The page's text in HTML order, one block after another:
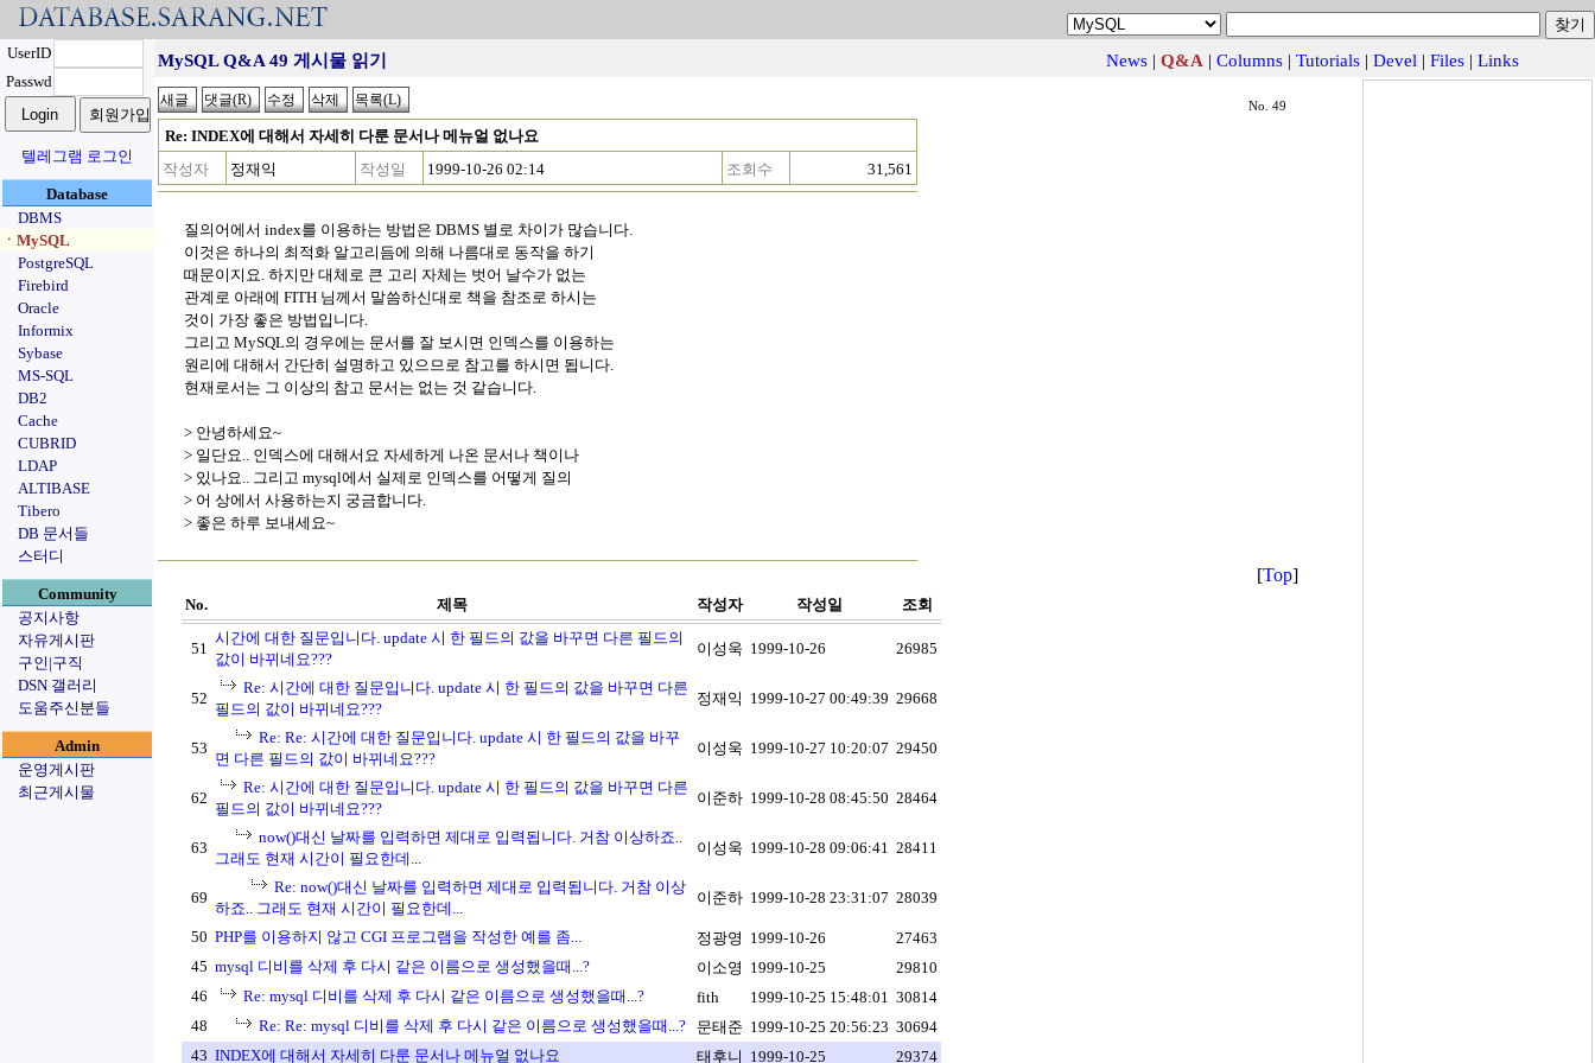
UserID
Passwd
텔레그램 로그인
Database
DBMS
ㆍMySQL
PostgreSQL
Firebird
Oracle
Informix
Sybase
MS-SQL
DB2
Cache
CUBRID
LDAP
ALTIBASE
Tibero
DB 문서들
스터디
Community
공지사항
자유게시판
구인|구직
DSN 갤러리
도움주신분들
Admin
운영게시판
최근게시물
MySQL Q&A 49 게시물 읽기 News | Q&A | Columns | Tutorials | Devel | Files | Links
No. 49
Re: INDEX에 대해서 자세히 다룬 문서나 메뉴얼 없나요
작성자
정재익 작성일 1999-10-26 02:14 조회수 31,561
질의어에서 index를 이용하는 방법은 DBMS 별로 차이가 많습니다.
이것은 하나의 최적화 알고리듬에 의해 나름대로 동작을 하기
때문이지요. 하지만 대체로 큰 고리 자체는 벗어 날수가 없는
관계로 아래에 FITH 님께서 말씀하신대로 책을 참조로 하시는
것이 가장 좋은 방법입니다.
그리고 MySQL의 경우에는 문서를 잘 보시면 인덱스를 이용하는
원리에 대해서 간단히 설명하고 있으므로 참고를 하시면 됩니다.
현재로서는 그 이상의 참고 문서는 없는 것 같습니다.
> 안녕하세요~
> 일단요.. 인덱스에 대해서요 자세하게 나온 문서나 책이나
> 있나요.. 그리고 mysql에서 실제로 인덱스를 어떻게 질의
> 어 상에서 사용하는지 궁금합니다.
> 좋은 하루 보내세요~
[Top]
No. 제목 작성자 작성일 조회
51
시간에 대한 질문입니다. update 시 한 필드의 값을 바꾸면 다른 필드의
값이 바뀌네요???
이성욱 1999-10-26 26985
52
Re: 시간에 대한 질문입니다. update 시 한 필드의 값을 바꾸면 다른
필드의 값이 바뀌네요???
정재익 1999-10-27 00:49:39 29668
53
Re: Re: 시간에 대한 질문입니다. update 시 한 필드의 값을 바꾸
면 다른 필드의 값이 바뀌네요???
이성욱 1999-10-27 10:20:07 29450
62
Re: 시간에 대한 질문입니다. update 시 한 필드의 값을 바꾸면 다른
필드의 값이 바뀌네요???
이준하 1999-10-28 08:45:50 28464
63
now()대신 날짜를 입력하면 제대로 입력됩니다. 거참 이상하죠..
그래도 현재 시간이 필요한데...
이성욱 1999-10-28 09:06:41 28411
69
Re: now()대신 날짜를 입력하면 제대로 입력됩니다. 거참 이상
하죠.. 그래도 현재 시간이 필요한데...
이준하 1999-10-28 23:31:07 28039
50 PHP를 이용하지 않고 CGI 프로그램을 작성한 예를 좀... 정광영 1999-10-26
27463
45 mysql 디비를 삭제 후 다시 같은 이름으로 생성했을때...? 이소영 1999-10-25
29810
46
Re: mysql 디비를 삭제 후 다시 같은 이름으로 생성했을때...? fith 1999-10-25 15:48:01 30814
48
Re: Re: mysql 디비를 삭제 후 다시 같은 이름으로 생성했을때...? 문태준 1999-10-25 20:56:23 30694
43 INDEX에 대해서 자세히 다룬 문서나 메뉴얼 없나요 태후니 1999-10-25 29374